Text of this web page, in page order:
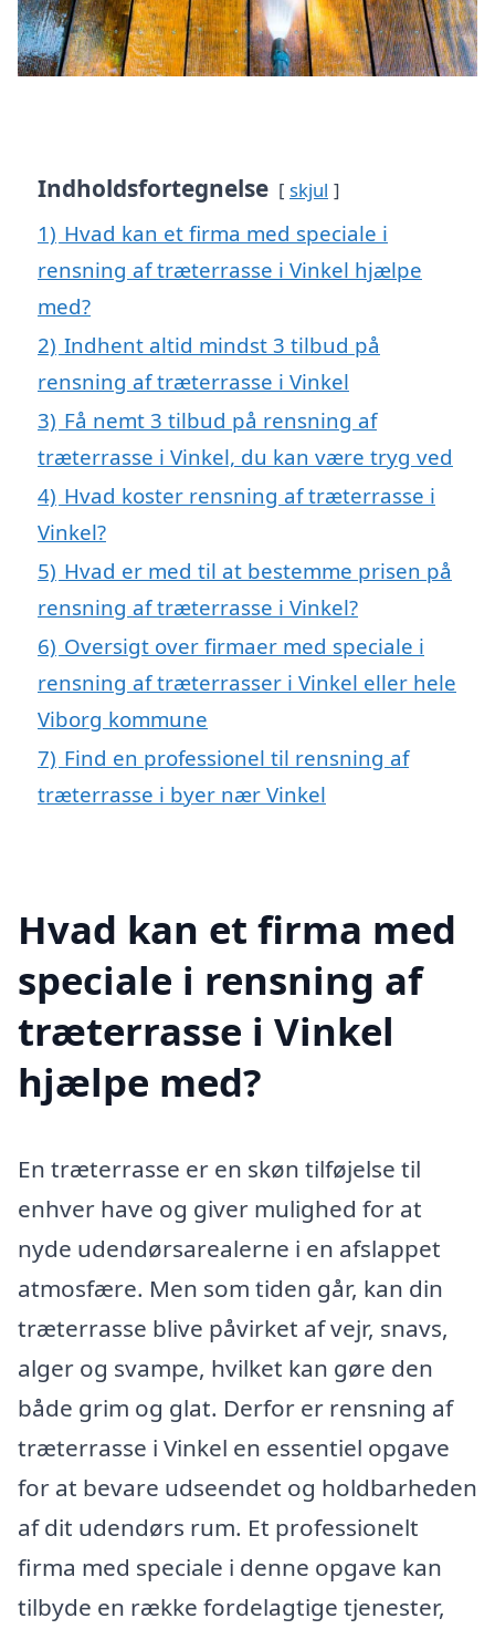
Indholdsfortegnelse skjul
1) Hvad kan et firma med speciale i
rensning af træterrasse i Vinkel hjælpe
med?
2) Indhent altid mindst 3 tilbud på
rensning af træterrasse i Vinkel
3) Få nemt 3 tilbud på rensning af
træterrasse i Vinkel, du kan være tryg ved
4) Hvad koster rensning af træterrasse i
Vinkel?
5) Hvad er med til at bestemme prisen på
rensning af træterrasse i Vinkel?
6) Oversigt over firmaer med speciale i
rensning af træterrasser i Vinkel eller hele
Viborg kommune
7) Find en professionel til rensning af
træterrasse i byer nær Vinkel
Hvad kan et firma med
speciale i rensning af
træterrasse i Vinkel
hjælpe med?
En træterrasse er en skøn tilføjelse til
enhver have og giver mulighed for at
nyde udendørsarealerne i en afslappet
atmosfære. Men som tiden går, kan din
træterrasse blive påvirket af vejr, snavs,
alger og svampe, hvilket kan gøre den
både grim og glat. Derfor er rensning af
træterrasse i Vinkel en essentiel opgave
for at bevare udseendet og holdbarheden
af dit udendørs rum. Et professionelt
firma med speciale i denne opgave kan
tilbyde en række fordelagtige tjenester,